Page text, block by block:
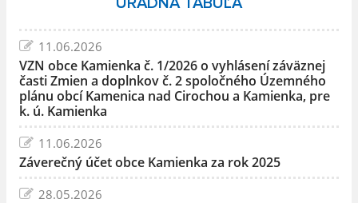
11.06.2026
VZN obce Kamienka č. 1/2026 o vyhlásení záväznej
časti Zmien a doplnkov č. 2 spoločného Územného
plánu obcí Kamenica nad Cirochou a Kamienka, pre
k. ú. Kamienka
11.06.2026
Záverečný účet obce Kamienka za rok 2025
28.05.2026